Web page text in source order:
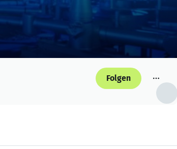
Folgen